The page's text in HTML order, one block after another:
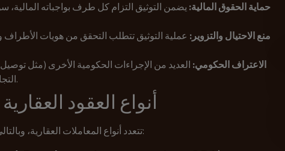
حماية الحقوق المالية: يضمن التوثيق التزام كل طرف بواجباته المالية،
منع الاحتيال والتزوير: عملية التوثيق تتطلب التحقق من هويات
الاعتراف الحكومي: العديد من الإجراءات الحكومية الأخرى (مثل
التجارية) تتطلب تقديم عقود عقارية موثقة رسمياً.
أنواع العقود
تتعدد أنواع المعاملات العقارية، وبالتالي تتعدد أنواع العقود التي تتطلب التوثيق، ومن أبرزها: